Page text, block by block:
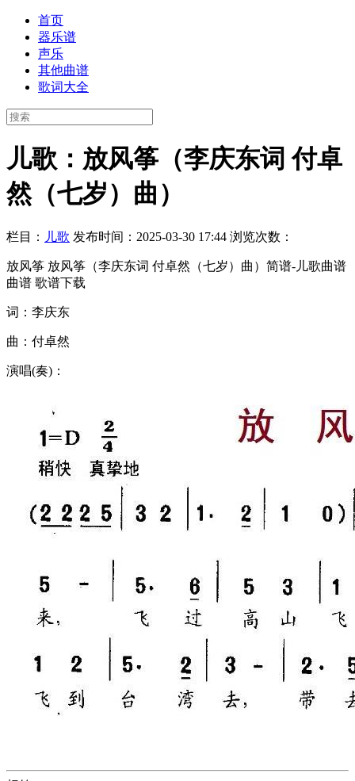
首页
器乐谱
声乐
其他曲谱
歌词大全
儿歌：放风筝（李庆东词 付卓
然（七岁）曲）
栏目： 儿歌 发布时间：2025-03-30 17:44 浏览次数：
放风筝 放风筝（李庆东词 付卓然（七岁）曲）简谱-儿歌曲谱
曲谱 歌谱下载
词：李庆东
曲：付卓然
演唱(奏)：